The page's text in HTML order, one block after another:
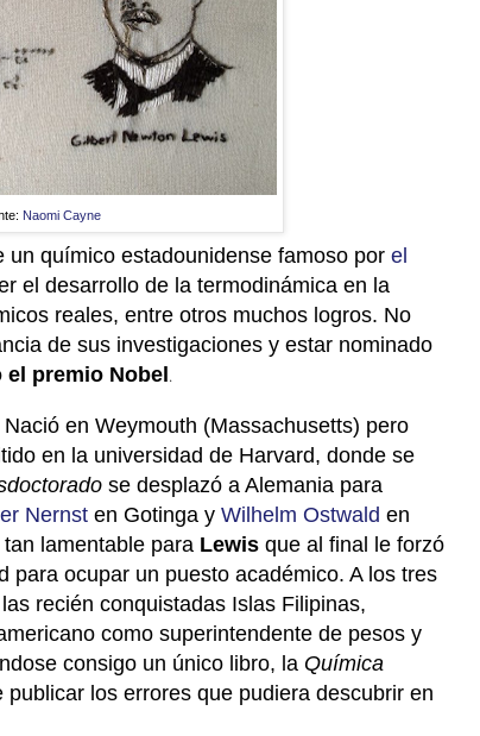
Naomi Cayne
un químico estadounidense famoso por el
el desarrollo de la termodinámica en la
reales, entre otros muchos logros. No
de sus investigaciones y estar nominado
el premio Nobel.
en Weymouth (Massachusetts) pero
en la universidad de Harvard, donde se
se desplazó a Alemania para
Nernst en Gotinga y Wilhelm Ostwald en
lamentable para Lewis que al final le forzó
para ocupar un puesto académico. A los tres
recién conquistadas Islas Filipinas,
como superintendente de pesos y
consigo un único libro, la Química
los errores que pudiera descubrir en